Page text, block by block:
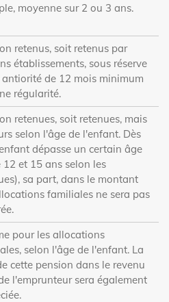
moyenne sur 2 ou 3 ans.
retenus, soit retenus par
établissements, sous réserve
de 12 mois minimum
régularité.
retenues, soit retenues, mais
selon l'âge de l'enfant. Dès
dépasse un certain âge
12 et 15 ans selon les
sa part, dans le montant
familiales ne sera pas
pour les allocations
selon l'âge de l'enfant. La
cette pension dans le revenu
l'emprunteur sera également